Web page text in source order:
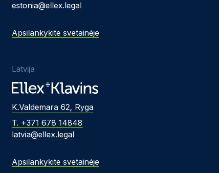
estonia@ellex.legal
Apsilankykite svetainėje
Latvija
K.Valdemara 62, Ryga
T. +371 678 14848
latvia@ellex.legal
Apsilankykite svetainėje